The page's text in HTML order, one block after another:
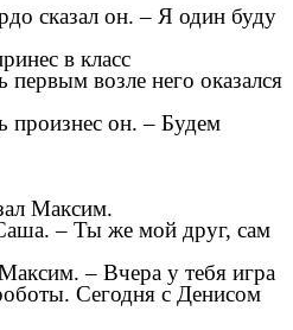
сказал он. – Я один буду
в класс
возле него оказался
произнес он. – Будем
Максим.
– Ты же мой друг, сам
– Вчера у тебя игра
Сегодня с Денисом